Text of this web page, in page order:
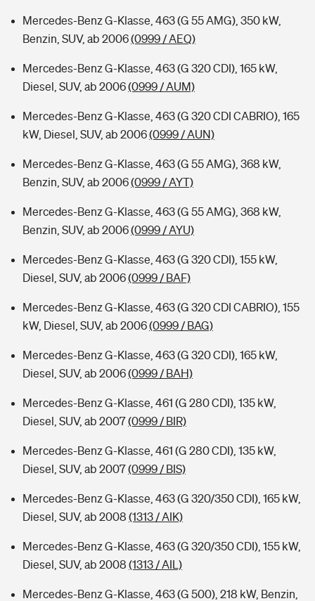
Mercedes-Benz G-Klasse, 463 (G 55 AMG), 350 kW,
Benzin, SUV, ab 2006(0999 / AEQ)
Mercedes-Benz G-Klasse, 463 (G 320 CDI), 165 kW,
Diesel, SUV, ab 2006(0999 / AUM)
Mercedes-Benz G-Klasse, 463 (G 320 CDI CABRIO), 165
kW, Diesel, SUV, ab 2006(0999 / AUN)
Mercedes-Benz G-Klasse, 463 (G 55 AMG), 368 kW,
Benzin, SUV, ab 2006(0999 / AYT)
Mercedes-Benz G-Klasse, 463 (G 55 AMG), 368 kW,
Benzin, SUV, ab 2006(0999 / AYU)
Mercedes-Benz G-Klasse, 463 (G 320 CDI), 155 kW,
Diesel, SUV, ab 2006(0999 / BAF)
Mercedes-Benz G-Klasse, 463 (G 320 CDI CABRIO), 155
kW, Diesel, SUV, ab 2006(0999 / BAG)
Mercedes-Benz G-Klasse, 463 (G 320 CDI), 165 kW,
Diesel, SUV, ab 2006(0999 / BAH)
Mercedes-Benz G-Klasse, 461 (G 280 CDI), 135 kW,
Diesel, SUV, ab 2007(0999 / BIR)
Mercedes-Benz G-Klasse, 461 (G 280 CDI), 135 kW,
Diesel, SUV, ab 2007(0999 / BIS)
Mercedes-Benz G-Klasse, 463 (G 320/350 CDI), 165 kW,
Diesel, SUV, ab 2008 (1313 / AIK)
Mercedes-Benz G-Klasse, 463 (G 320/350 CDI), 155 kW,
Diesel, SUV, ab 2008 (1313 / AIL)
Mercedes-Benz G-Klasse, 463 (G 500), 218 kW, Benzin,